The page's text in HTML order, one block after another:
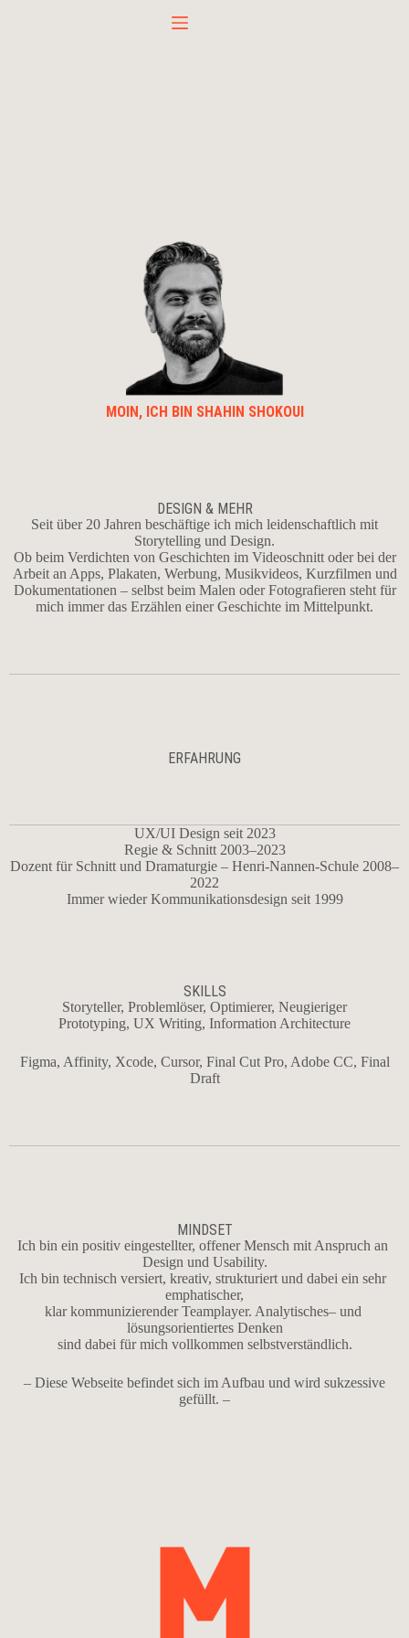
MOIN, ICH BIN SHAHIN SHOKOUI
DESIGN & MEHR
Seit über 20 Jahren beschäftige ich mich leidenschaftlich mit
Storytelling und Design.
Ob beim Verdichten von Geschichten im Videoschnitt oder bei der
Arbeit an Apps, Plakaten, Werbung, Musikvideos, Kurzfilmen und
Dokumentationen – selbst beim Malen oder Fotografieren steht für
mich immer das Erzählen einer Geschichte im Mittelpunkt.
ERFAHRUNG
UX/UI Design seit 2023
Regie & Schnitt 2003–2023
Dozent für Schnitt und Dramaturgie – Henri-Nannen-Schule 2008–
2022
Immer wieder Kommunikationsdesign seit 1999
SKILLS
Storyteller, Problemlöser, Optimierer, Neugieriger
Prototyping, UX Writing, Information Architecture
Figma, Affinity, Xcode, Cursor, Final Cut Pro, Adobe CC, Final
Draft
MINDSET
Ich bin ein positiv eingestellter, offener Mensch mit Anspruch an
Design und Usability.
Ich bin technisch versiert, kreativ, strukturiert und dabei ein sehr
emphatischer,
klar kommunizierender Teamplayer. Analytisches– und
lösungsorientiertes Denken
sind dabei für mich vollkommen selbstverständlich.
– Diese Webseite befindet sich im Aufbau und wird sukzessive
gefüllt. –